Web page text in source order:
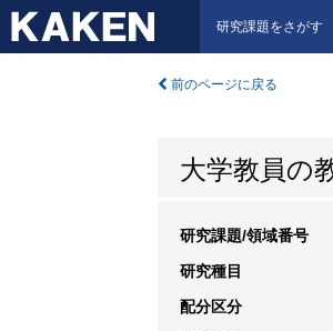
研究課題をさがす
前のページに戻る
大学教員の
研究課題/領域番号
研究種目
配分区分